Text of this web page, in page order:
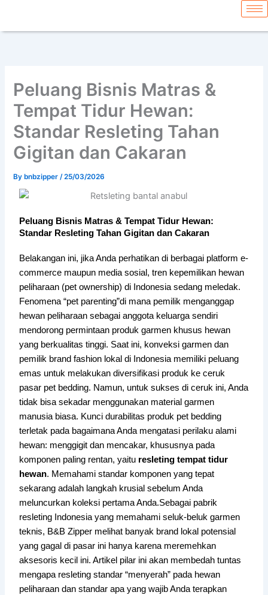
content
Peluang Bisnis Matras &
Tempat Tidur Hewan:
Standar Resleting Tahan
Gigitan dan Cakaran
By bnbzipper/25/03/2026
Peluang Bisnis Matras & Tempat Tidur Hewan:
Standar Resleting Tahan Gigitan dan Cakaran
Belakangan ini, jika Anda perhatikan di berbagai platform e-
commerce maupun media sosial, tren kepemilikan hewan
peliharaan (pet ownership) di Indonesia sedang meledak.
Fenomena “pet parenting”di mana pemilik menganggap
hewan peliharaan sebagai anggota keluarga sendiri
mendorong permintaan produk garmen khusus hewan
yang berkualitas tinggi. Saat ini, konveksi garmen dan
pemilik brand fashion lokal di Indonesia memiliki peluang
emas untuk melakukan diversifikasi produk ke ceruk
pasar pet bedding. Namun, untuk sukses di ceruk ini, Anda
tidak bisa sekadar menggunakan material garmen
manusia biasa. Kunci durabilitas produk pet bedding
terletak pada bagaimana Anda mengatasi perilaku alami
hewan: menggigit dan mencakar, khususnya pada
komponen paling rentan, yaitu resleting tempat tidur
hewan. Memahami standar komponen yang tepat
sekarang adalah langkah krusial sebelum Anda
meluncurkan koleksi pertama Anda.Sebagai pabrik
resleting Indonesia yang memahami seluk-beluk garmen
teknis, B&B Zipper melihat banyak brand lokal potensial
yang gagal di pasar ini hanya karena meremehkan
aksesoris kecil ini. Artikel pilar ini akan membedah tuntas
mengapa resleting standar “menyerah” pada hewan
peliharaan dan standar apa yang wajib Anda terapkan